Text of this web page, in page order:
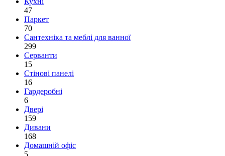
47
Паркет
70
Сантехніка та меблі для ванної
299
Серванти
15
Стінові панелі
16
Гардеробні
6
Двері
159
Дивани
168
Домашній офіс
5